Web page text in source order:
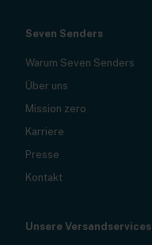
Seven Senders
Warum Seven Senders
Über uns
Mission zero
Karriere
Presse
Kontakt
Unsere Versandservices